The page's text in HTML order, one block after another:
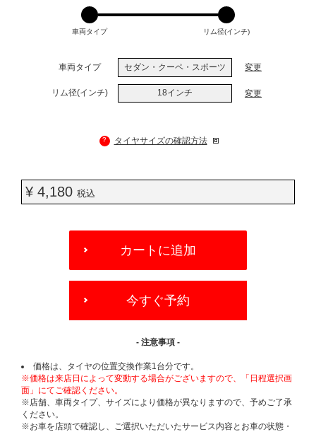
車両タイプ リム径(インチ)
車両タイプ セダン・クーペ・スポーツ 変更
リム径(インチ) 18インチ 変更
? タイヤサイズの確認方法
¥ 4,180 税込
OPTIONS
カートに追加
今すぐ予約
- 注意事項 -
価格は、タイヤの位置交換作業1台分です。
※価格は来店日によって変動する場合がございますので、「日程選択画
面」にてご確認ください。
※店舗、車両タイプ、サイズにより価格が異なりますので、予めご了承
ください。
※お車を店頭で確認し、ご選択いただいたサービス内容とお車の状態・